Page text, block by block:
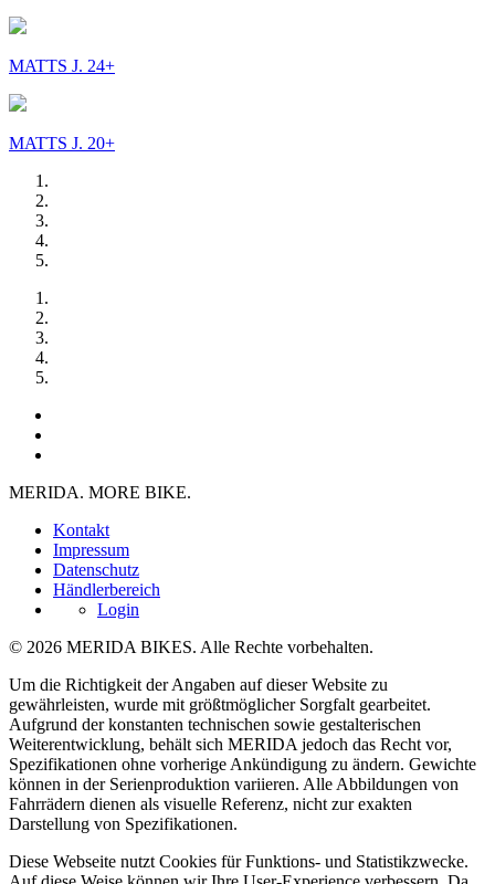
MATTS J. 24+
MATTS J. 20+
MERIDA. MORE BIKE.
Kontakt
Impressum
Datenschutz
Händlerbereich
Login
© 2026 MERIDA BIKES. Alle Rechte vorbehalten.
Um die Richtigkeit der Angaben auf dieser Website zu
gewährleisten, wurde mit größtmöglicher Sorgfalt gearbeitet.
Aufgrund der konstanten technischen sowie gestalterischen
Weiterentwicklung, behält sich MERIDA jedoch das Recht vor,
Spezifikationen ohne vorherige Ankündigung zu ändern. Gewichte
können in der Serienproduktion variieren. Alle Abbildungen von
Fahrrädern dienen als visuelle Referenz, nicht zur exakten
Darstellung von Spezifikationen.
Diese Webseite nutzt Cookies für Funktions- und Statistikzwecke.